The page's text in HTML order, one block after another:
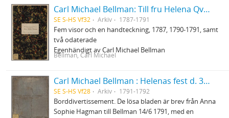
Carl Michael Bellman: Till fru Helena Qviding, N. von Rosenstein m.fl.
SE S-HS Vf32 Arkiv 1787-1791
Fem visor och en handteckning, 1787, 1790-1791, samt
två odaterade
Egenhändigt av Carl Michael Bellman
Bellman, Carl Michael
Carl Michael Bellman : Helenas fest d. 31 Juli 1792
SE S-HS Vf28 Arkiv 1791-1792
Borddivertissement. De lösa bladen är brev från Anna
Sophie Hagman till Bellman 14/6 1791, med en